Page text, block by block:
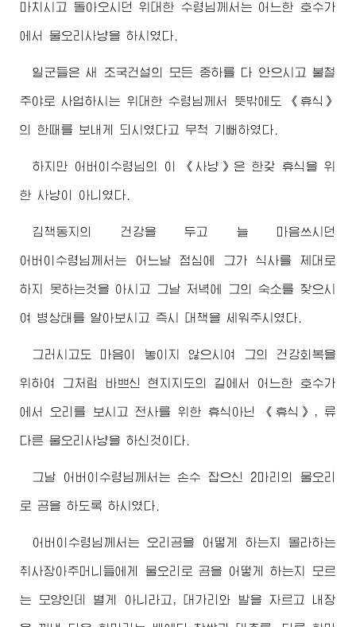
마치시고 돌아오시던위대한 수령님께서 는 어느한 호수가
에서 물오리사냥을 하시였다.
일군들은 새 조국건설의 모든 중하를 다 안으시고 불철
주야로 사업하시는 위대한 수령님께서 뜻밖에도 《휴식》
의 한때를 보내게 되시였다고 무척 기뻐하였다.
하지만 어버이수령님의 이 《사냥》은 한갖 휴식을 위
한 사냥이 아니였다.
김책동지의 건강을 두고 늘 마음쓰시던
어버이수령님께서 는 어느날 점심에 그가 식사를 제대로
하지 못하는것을 아시고 그날 저녁에 그의 숙소를 찾으시
여 병상태를 알아보시고 즉시 대책을 세워주시였다.
그러시고도 마음이 놓이지 않으시여 그의 건강회복을
위하여 그처럼 바쁘신 현지지도의 길에서 어느한 호수가
에서 오리를 보시고 전사를 위한 휴식아닌 《휴식》, 류
다른 물오리사냥을 하신것이다.
그날 어버이수령님께서 는 손수 잡으신 2마리의 물오리
로 곰을 하도록 하시였다.
어버이수령님께서 는 오리곰을 어떻게 하는지 몰라하는
취사장아주머니들에게 물오리로 곰을 어떻게 하는지 모르
는 모양인데 별게 아니라고, 대가리와 발을 자르고 내장